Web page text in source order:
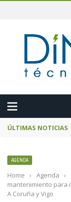
ÚLTIMAS NOTICIAS
AGENDA
Home › Agenda ›
mantenimiento para
A Coruña y Vigo